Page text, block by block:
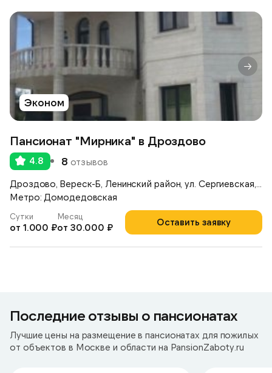
Эконом
Пансионат "Мирника" в Дроздово
4.8 8 отзывов
Метро: Домодедовская
Оставить заявку
Сутки
от 1.000 ₽
Месяц
от 30.000 ₽
Последние отзывы о пансионатах
Лучшие цены на размещение в пансионатах для пожилых
от объектов в Москве и области на PansionZaboty.ru